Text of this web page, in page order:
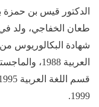
الدكتور قيس بن
طعان الخفاجي، ولد
شهادة البكالوريوس
العربية
1999.